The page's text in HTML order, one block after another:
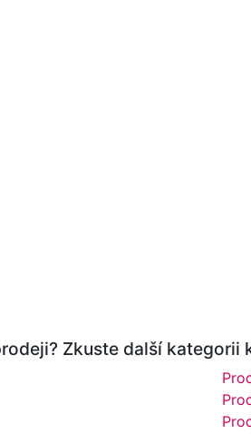
Zkuste další kategorii